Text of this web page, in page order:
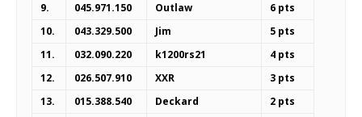
9.
045.971.150 Outlaw
6 pts
10.
043.329.500 Jim
5 pts
11.
032.090.220 k1200rs21
4 pts
12.
026.507.910 XXR
3 pts
13.
015.388.540 Deckard
2 pts